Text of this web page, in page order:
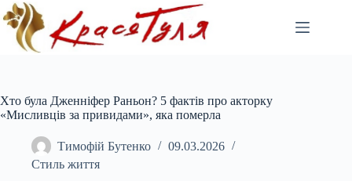
Перейти
до
вмісту
Хто була Дженніфер Раньон? 5 фактів про акторку
«Мисливців за привидами», яка померла
Тимофій Бутенко
09.03.2026
Стиль життя